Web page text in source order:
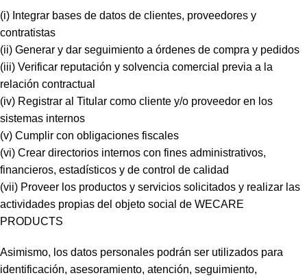
(i) Integrar bases de datos de clientes, proveedores y
contratistas
(ii) Generar y dar seguimiento a órdenes de compra y pedidos
(iii) Verificar reputación y solvencia comercial previa a la
relación contractual
(iv) Registrar al Titular como cliente y/o proveedor en los
sistemas internos
(v) Cumplir con obligaciones fiscales
(vi) Crear directorios internos con fines administrativos,
financieros, estadísticos y de control de calidad
(vii) Proveer los productos y servicios solicitados y realizar las
actividades propias del objeto social de WECARE
PRODUCTS
Asimismo, los datos personales podrán ser utilizados para
identificación, asesoramiento, atención, seguimiento,